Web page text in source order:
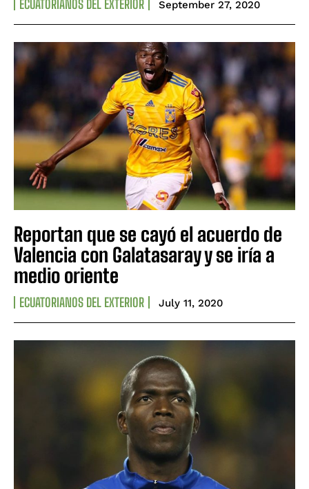
ECUATORIANOS DEL EXTERIOR September 27, 2020
Reportan que se cayó el acuerdo de
Valencia con Galatasaray y se iría a
medio oriente
ECUATORIANOS DEL EXTERIOR July 11, 2020